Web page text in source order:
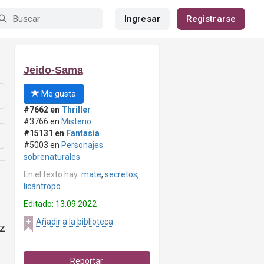
Ingresar Registrarse
Jeido-Sama
Me gusta
#7662 en Thriller
#3766 en Misterio
#15131 en Fantasía
#5003 en Personajes
sobrenaturales
En el texto hay: mate, secretos,
licántropo
Editado: 13.09.2022
Añadir a la biblioteca
Reportar